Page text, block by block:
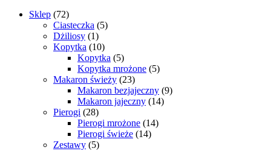
Sklep (72)
Ciasteczka (5)
Dżiliosy (1)
Kopytka (10)
Kopytka (5)
Kopytka mrożone (5)
Makaron świeży (23)
Makaron bezjajeczny (9)
Makaron jajeczny (14)
Pierogi (28)
Pierogi mrożone (14)
Pierogi świeże (14)
Zestawy (5)